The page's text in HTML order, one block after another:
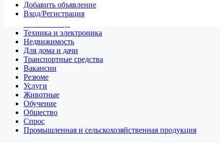
Добавить объявление
Вход/Регистрация
Отдам даром
Разное
Техника и электроника
Недвижимость
Для дома и дачи
Транспортные средства
Вакансии
Резюме
Услуги
Животные
Обучение
Общество
Спрос
Промышленная и сельскохозяйственная продукция